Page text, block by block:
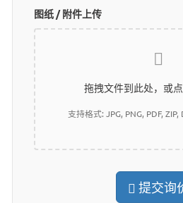
图纸 / 附件上传
拖拽文件到此处，或
支持格式: JPG, PNG, PDF,
提交询